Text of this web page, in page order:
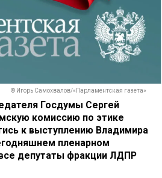
© Игорь Самохвалов/«Парламентская газета»
Госдумы Сергей
комиссию по этике
к выступлению Владимира
пленарном
депутаты фракции ЛДПР